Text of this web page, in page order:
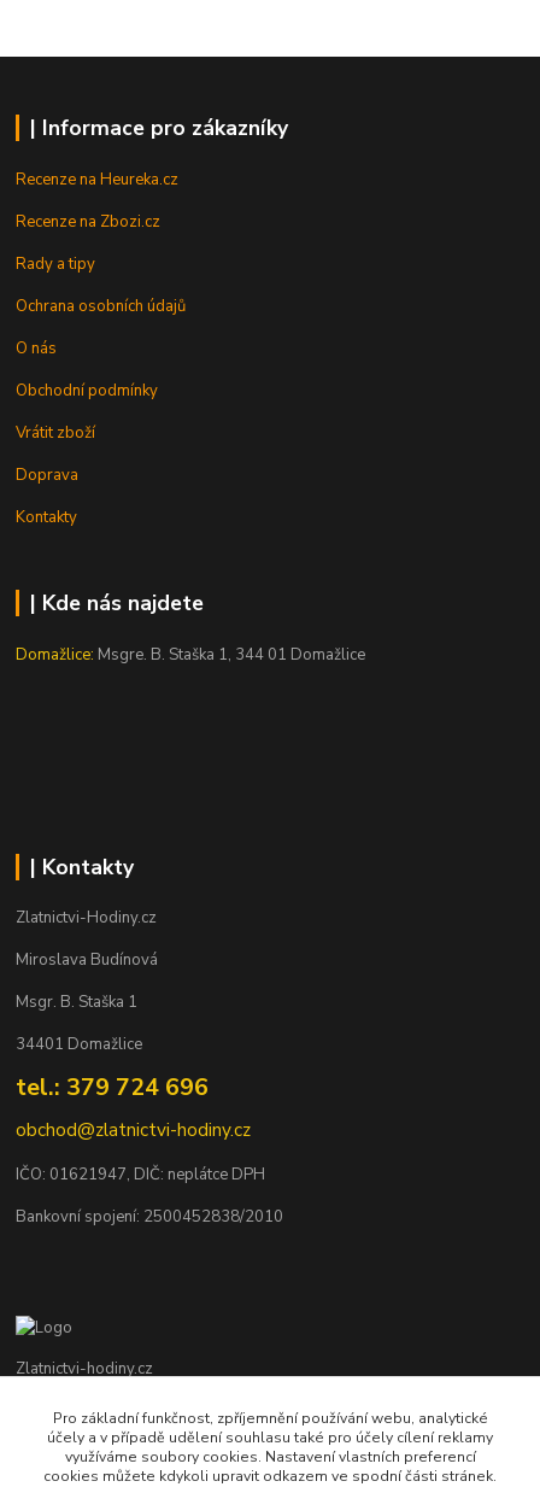
| Informace pro zákazníky
Recenze na Heureka.cz
Recenze na Zbozi.cz
Rady a tipy
Ochrana osobních údajů
O nás
Obchodní podmínky
Vrátit zboží
Doprava
Kontakty
| Kde nás najdete
Domažlice: Msgre. B. Staška 1, 344 01 Domažlice
| Kontakty
Zlatnictvi-Hodiny.cz
Miroslava Budínová
Msgr. B. Staška 1
34401 Domažlice
tel.: 379 724 696
obchod@zlatnictvi-hodiny.cz
IČO: 01621947, DIČ: neplátce DPH
Bankovní spojení: 2500452838/2010
Zlatnictvi-hodiny.cz
+420 379 492 545
Po - Pá: 9,00 - 17,00 hod., So: 9,00 - 11,30 hod.
Pro základní funkčnost, zpříjemnění používání webu, analytické
účely a v případě udělení souhlasu také pro účely cílení reklamy
využíváme soubory cookies. Nastavení vlastních preferencí
cookies můžete kdykoli upravit odkazem ve spodní části stránek.